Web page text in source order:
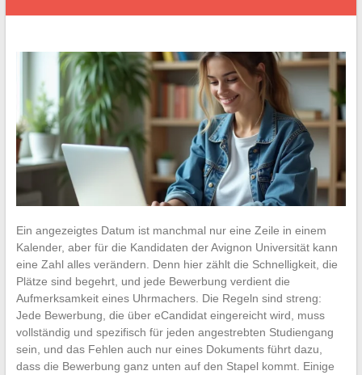
Ein angezeigtes Datum ist manchmal nur eine Zeile in einem
Kalender, aber für die Kandidaten der Avignon Universität kann
eine Zahl alles verändern. Denn hier zählt die Schnelligkeit, die
Plätze sind begehrt, und jede Bewerbung verdient die
Aufmerksamkeit eines Uhrmachers. Die Regeln sind streng:
Jede Bewerbung, die über eCandidat eingereicht wird, muss
vollständig und spezifisch für jeden angestrebten Studiengang
sein, und das Fehlen auch nur eines Dokuments führt dazu,
dass die Bewerbung ganz unten auf den Stapel kommt. Einige